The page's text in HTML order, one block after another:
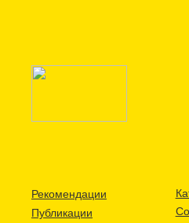
Рекомендации
Публикации